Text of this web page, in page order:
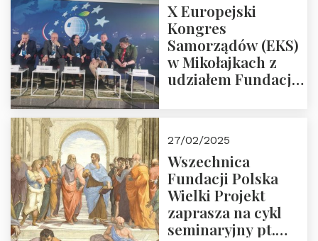
X Europejski
Kongres
Samorządów (EKS)
w Mikołajkach z
udziałem Fundacji
27/02/2025
Wszechnica
Fundacji Polska
Wielki Projekt
zaprasza na cykl
seminaryjny pt.